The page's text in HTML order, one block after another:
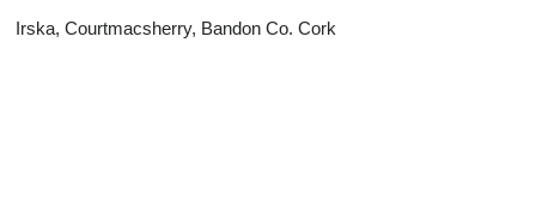
Irska, Courtmacsherry, Bandon Co. Cork